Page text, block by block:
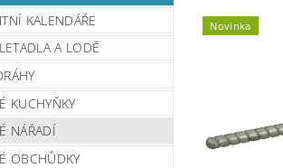
KALENDÁŘE
A LODĚ
KUCHYŇKY
NÁŘADÍ
OBCHŮDKY
Novinka